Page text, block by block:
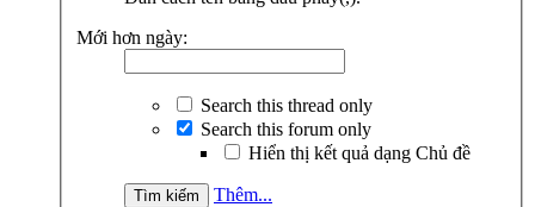
Mới hơn ngày:
Search this thread only
Search this forum only
Hiển thị kết quả dạng Chủ đề
Thêm...